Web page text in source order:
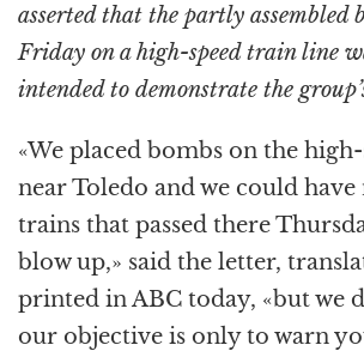
asserted that the partly assembled
Friday on a high-speed train line
intended to demonstrate the
«We placed bombs on the
near Toledo and we could have
trains that passed there
blow up,» said the letter,
printed in ABC today, «but we
our objective is only to warn